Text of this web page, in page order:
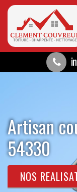
Artisan
54330
NOS